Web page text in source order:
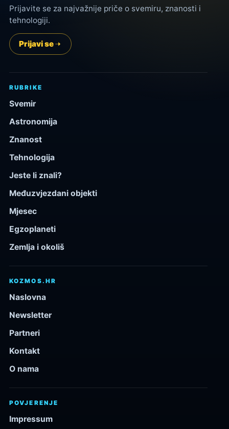
Prijavite se za najvažnije priče o svemiru, znanosti i
tehnologiji.
Prijavi se
RUBRIKE
Svemir
Astronomija
Znanost
Tehnologija
Jeste li znali?
Međuzvjezdani objekti
Mjesec
Egzoplaneti
Zemlja i okoliš
KOZMOS.HR
Naslovna
Newsletter
Partneri
Kontakt
O nama
POVJERENJE
Impressum